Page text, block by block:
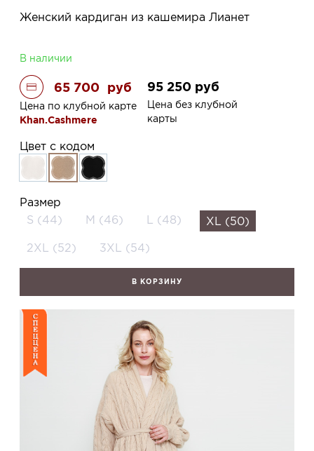
Женский кардиган из кашемира Лианет
В наличии
65 700 руб
Цена по клубной карте
Khan.Cashmere
95 250 руб
Цена без клубной
карты
Цвет с кодом
Размер
S (44)
M (46) L (48) XL (50)
2XL (52) 3XL (54)
В КОРЗИНУ